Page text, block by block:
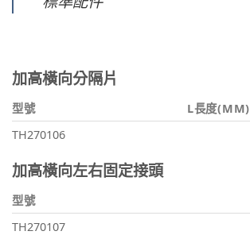
加高橫向分隔片
型號
L長度(MM)
TH270106
加高橫向左右固定接頭
型號
TH270107